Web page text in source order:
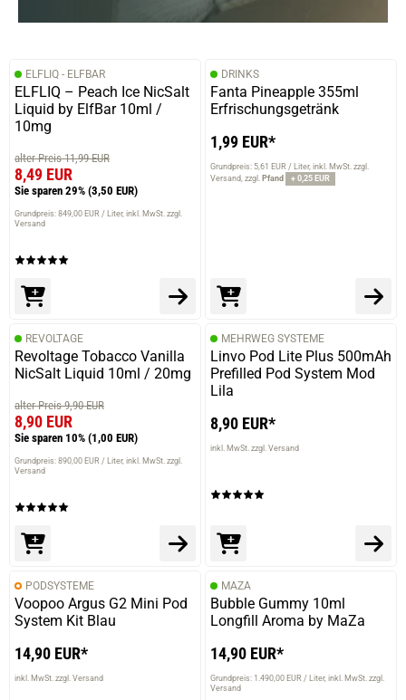
ELFLIQ - ELFBAR
ELFLIQ – Peach Ice NicSalt
Liquid by ElfBar 10ml /
10mg
alter Preis 11,99 EUR
8,49 EUR
Sie sparen 29% (3,50 EUR)
Grundpreis: 849,00 EUR / Liter inkl. MwSt. zzgl.
Versand
DRINKS
Fanta Pineapple 355ml
Erfrischungsgetränk
1,99 EUR*
Grundpreis: 5,61 EUR / Liter inkl. MwSt. zzgl.
Versand zzgl. Pfand + 0,25 EUR
REVOLTAGE
Revoltage Tobacco Vanilla
NicSalt Liquid 10ml / 20mg
alter Preis 9,90 EUR
8,90 EUR
Sie sparen 10% (1,00 EUR)
Grundpreis: 890,00 EUR / Liter inkl. MwSt. zzgl.
Versand
MEHRWEG SYSTEME
Linvo Pod Lite Plus 500mAh
Prefilled Pod System Mod
Lila
8,90 EUR*
inkl. MwSt. zzgl. Versand
PODSYSTEME
Voopoo Argus G2 Mini Pod
System Kit Blau
14,90 EUR*
inkl. MwSt. zzgl. Versand
MAZA
Bubble Gummy 10ml
Longfill Aroma by MaZa
14,90 EUR*
Grundpreis: 1.490,00 EUR / Liter inkl. MwSt. zzgl.
Versand